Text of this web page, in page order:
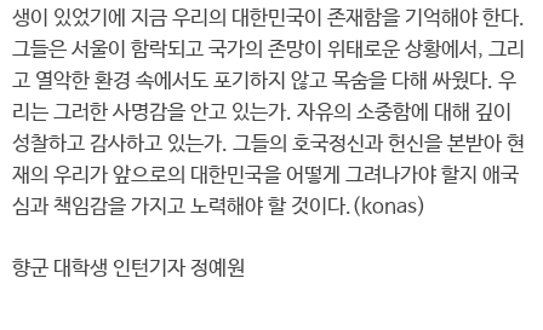
생이 있었기에 지금 우리의 대한민국이 존재함을 기억해야 한다.
그들은 서울이 함락되고 국가의 존망이 위태로운 상황에서, 그리
고 열악한 환경 속에서도 포기하지 않고 목숨을 다해 싸웠다. 우
리는 그러한 사명감을 안고 있는가. 자유의 소중함에 대해 깊이
성찰하고 감사하고 있는가. 그들의 호국정신과 헌신을 본받아 현
재의 우리가 앞으로의 대한민국을 어떻게 그려나가야 할지 애국
심과 책임감을 가지고 노력해야 할 것이다.(konas)
향군 대학생 인턴기자 정예원